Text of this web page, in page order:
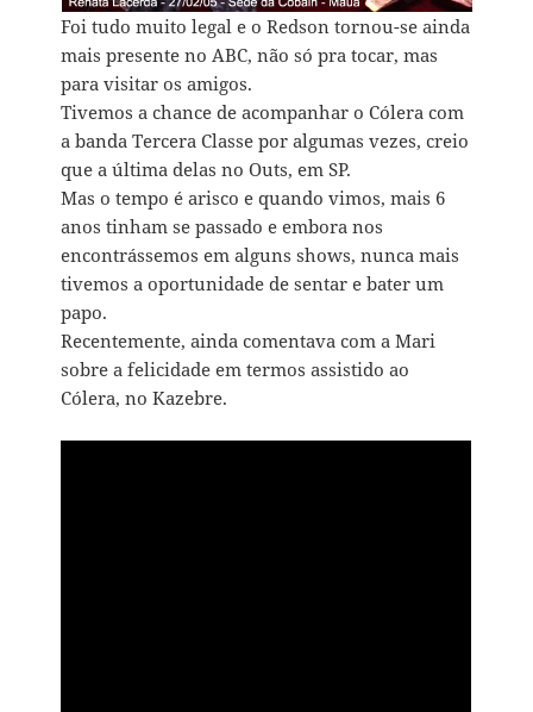
Foi tudo muito legal e o Redson tornou-se ainda
mais presente no ABC, não só pra tocar, mas
para visitar os amigos.
Tivemos a chance de acompanhar o Cólera com
a banda Tercera Classe por algumas vezes, creio
que a última delas no Outs, em SP.
Mas o tempo é arisco e quando vimos, mais 6
anos tinham se passado e embora nos
encontrássemos em alguns shows, nunca mais
tivemos a oportunidade de sentar e bater um
papo.
Recentemente, ainda comentava com a Mari
sobre a felicidade em termos assistido ao
Cólera, no Kazebre.